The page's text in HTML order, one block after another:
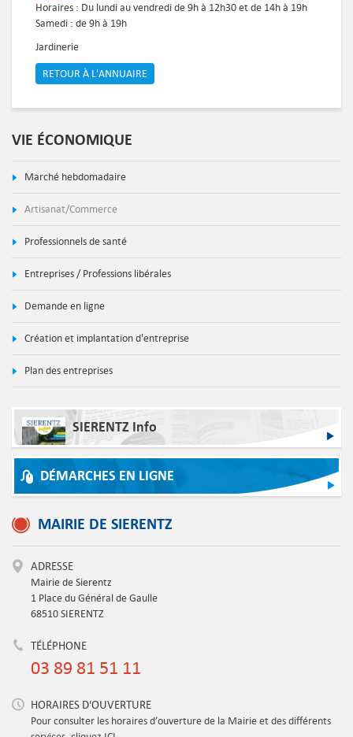
Horaires : Du lundi au vendredi de 9h à 12h30 et de 14h à 19h
Samedi : de 9h à 19h
Jardinerie
RETOUR À L'ANNUAIRE
VIE ÉCONOMIQUE
Marché hebdomadaire
Artisanat/Commerce
Professionnels de santé
Entreprises / Professions libérales
Demande en ligne
Création et implantation d'entreprise
Plan des entreprises
SIERENTZ Info
DÉMARCHES EN LIGNE
MAIRIE DE SIERENTZ
ADRESSE
Mairie de Sierentz
1 Place du Général de Gaulle
68510 SIERENTZ
TÉLÉPHONE
03 89 81 51 11
HORAIRES D'OUVERTURE
Pour consulter les horaires d’ouverture de la Mairie et des différents